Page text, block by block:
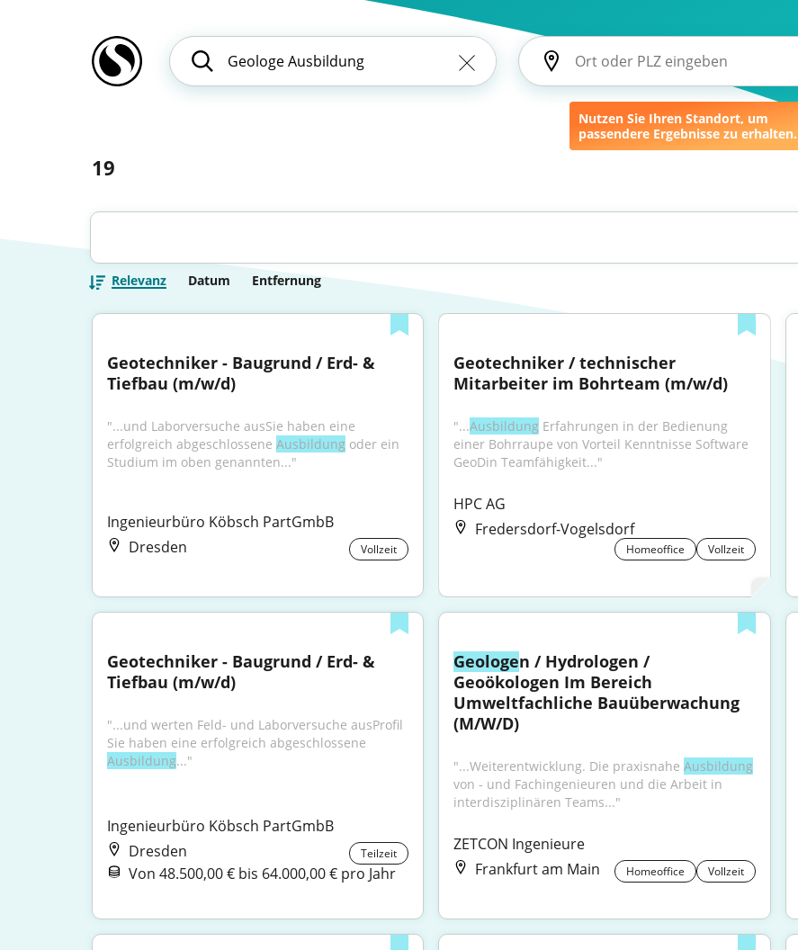
Nutzen Sie Ihren Standort, um
passendere Ergebnisse zu erhalten.
19
Relevanz Datum Entfernung
Geotechniker - Baugrund / Erd- &
Tiefbau (m/w/d)
"...und Laborversuche ausSie haben eine
erfolgreich abgeschlossene Ausbildung oder ein
Studium im oben genannten..."
Ingenieurbüro Köbsch PartGmbB
Dresden
Vollzeit
Geotechniker / technischer
Mitarbeiter im Bohrteam (m/w/d)
"...Ausbildung Erfahrungen in der Bedienung
einer Bohrraupe von Vorteil Kenntnisse Software
GeoDin Teamfähigkeit..."
HPC AG
Fredersdorf-Vogelsdorf
Homeoffice Vollzeit
Geotechniker - Baugrund / Erd- &
Tiefbau (m/w/d)
"...und werten Feld- und Laborversuche ausProfil
Ausbildung..."
Ingenieurbüro Köbsch PartGmbB
Dresden
Teilzeit
Von 48.500,00 € bis 64.000,00 € pro Jahr
Geologen / Hydrologen /
Geoökologen Im Bereich
Umweltfachliche Bauüberwachung
(M/W/D)
"...Weiterentwicklung. Die praxisnahe Ausbildung
von - und Fachingenieuren und die Arbeit in
interdisziplinären Teams..."
ZETCON Ingenieure
Frankfurt am Main
Homeoffice Vollzeit